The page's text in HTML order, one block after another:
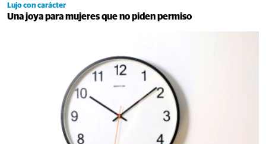
Lujo con carácter
Una joya para mujeres que no piden permiso